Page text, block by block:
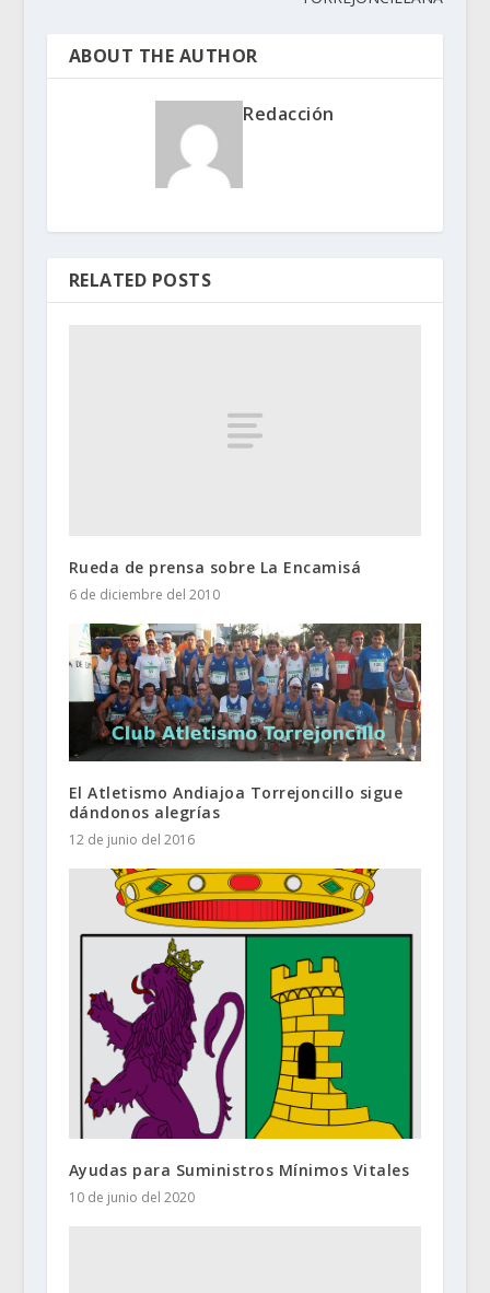
ABOUT THE AUTHOR
Redacción
RELATED POSTS
Rueda de prensa sobre La Encamisá
6 de diciembre del 2010
El Atletismo Andiajoa Torrejoncillo sigue
dándonos alegrías
12 de junio del 2016
Ayudas para Suministros Mínimos Vitales
10 de junio del 2020